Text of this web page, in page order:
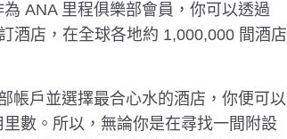
ANA 里程俱樂部會員，你可以透過
酒店，在全球各地約 1,000,000 間酒店
帳戶並選擇最合心水的酒店，你便可以
數。所以，無論你是在尋找一間附設